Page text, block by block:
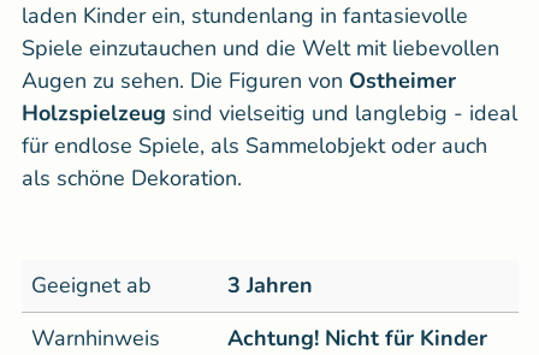
laden Kinder ein, stundenlang in fantasievolle
Spiele einzutauchen und die Welt mit liebevollen
Augen zu sehen. Die Figuren von Ostheimer
Holzspielzeug sind vielseitig und langlebig - ideal
für endlose Spiele, als Sammelobjekt oder auch
als schöne Dekoration.
Geeignet ab
3 Jahren
Warnhinweis
Achtung! Nicht für Kinder